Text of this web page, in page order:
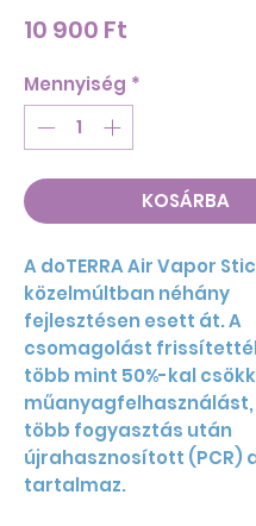
10 900 Ft
Mennyiség *
KOSÁRBA
A doTERRA Air Vapor
közelmúltban néhány
fejlesztésen esett át. A
csomagolást
több mint 50%-kal
műanyagfelhasználást,
több fogyasztás után
újrahasznosított (PCR)
tartalmaz.